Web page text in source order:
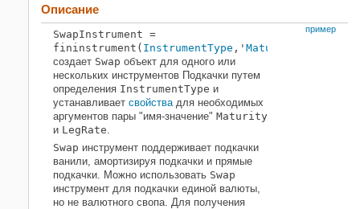
Описание
пример
SwapInstrument =
fininstrument( InstrumentType ,' Maturity
создает Swap объект для одного или
нескольких инструментов Подкачки путем
определения InstrumentType и
устанавливает свойствадля необходимых
аргументов пары "имя-значение" Maturity
и LegRate.
Swap инструмент поддерживает подкачки
ванили, амортизируя подкачки и прямые
подкачки. Можно использовать Swap
инструмент для подкачки единой валюты,
но не валютного свопа. Для получения